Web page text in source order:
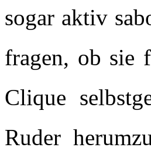
sogar aktiv
fragen, ob sie
Clique
Ruder